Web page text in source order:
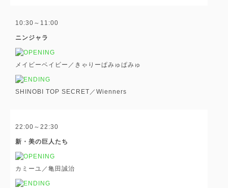
10:30～11:00
ニンジャラ
メイビーベイビー／きゃりーぱみゅぱみゅ
SHINOBI TOP SECRET／Wienners
22:00～22:30
新・美の巨人たち
カミーユ／亀田誠治